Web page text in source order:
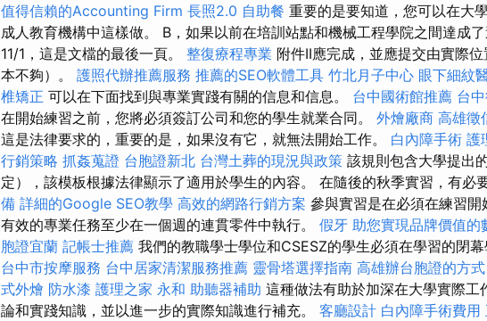
值得信賴的Accounting Firm 長照2.0 自助餐 重要的是要知道，您可以在大
成人教育機構中這樣做。 B，如果以前在培訓站點和機械工程學院之間達成
11/1，這是文檔的最後一頁。 整復療程專業 附件II應完成，並應提交由實際
本不夠）。 護照代辦推薦服務 推薦的SEO軟體工具 竹北月子中心 眼下細紋
椎矯正 可以在下面找到與專業實踐有關的信息和信息。 台中國術館推薦 台
在開始練習之前，您將必須簽訂公司和您的學生就業合同。 外燴廠商 高雄徵
這是法律要求的，重要的是，如果沒有它，就無法開始工作。 白內障手術 護
行銷策略 抓姦蒐證 台胞證新北 台灣土葬的現況與政策 該規則包含大學提出
定），該模板根據法律顯示了適用於學生的內容。 在隨後的秋季實習，有必
備 詳細的Google SEO教學 高效的網路行銷方案 參與實習是在必須在練習
有效的專業任務至少在一個週的連貫零件中執行。 假牙 助您實現品牌價值的
胞證宜蘭 記帳士推薦 我們的教職學士學位和CSESZ的學生必須在學習的閉幕
台中市按摩服務 台中居家清潔服務推薦 靈骨塔選擇指南 高雄辦台胞證的方式
式外燴 防水漆 護理之家 永和 助聽器補助 這種做法有助於加深在大學實際工
論和實踐知識，並以進一步的實際知識進行補充。 客廳設計 白內障手術費用